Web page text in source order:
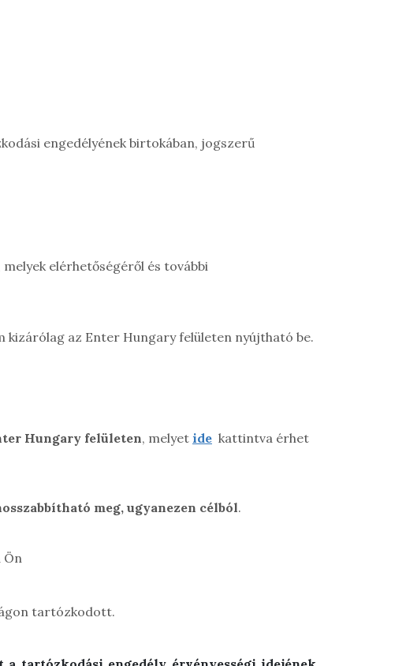
engedélyének birtokában, jogszerű
melyek elérhetőségéről és további
kizárólag az Enter Hungary felületen nyújtható be.
Hungary felületen, melyet ide kattintva érhet
meg, ugyanezen célból.
Ön
tartózkodott.